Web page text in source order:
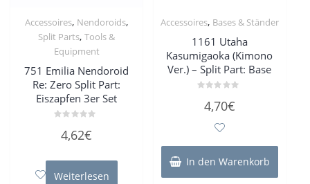
Accessoires, Nendoroids,
Split Parts,Tools &
Equipment
751 Emilia Nendoroid
Re: Zero Split Part:
Eiszapfen 3er Set
mit
5
4,62€
Weiterlesen
Accessoires, Bases & Ständer
1161 Utaha
Kasumigaoka (Kimono
Ver.) – Split Part: Base
mit
4,70€
In den Warenkorb